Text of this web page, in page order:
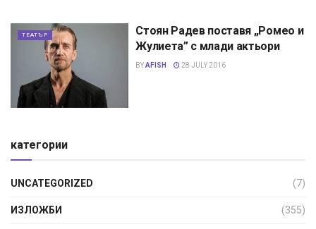
ТЕАТЪР
Стоян Радев поставя „Ромео и
Жулиета” с млади актьори
BYAFISH 28 JULY 2016
категории
UNCATEGORIZED (7)
ИЗЛОЖБИ (355)